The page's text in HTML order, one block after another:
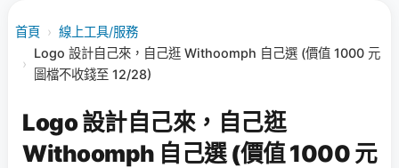
首頁 › 線上工具/服務
›
Logo 設計自己來，自己逛 Withoomph 自己選 (價值 1000 元
圖檔不收錢至 12/28)
Logo 設計自己來，自己逛
Withoomph 自己選 (價值 1000 元